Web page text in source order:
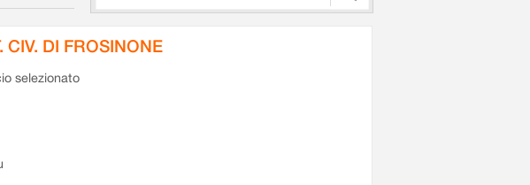
DI FROSINONE
selezionato